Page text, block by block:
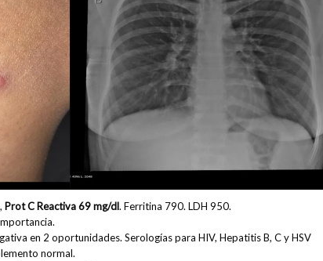
, Prot C Reactiva 69 mg/dl. Ferritina 790. LDH 950.
en 2 oportunidades. Serologías para HIV, Hepatitis B, C y HSV
normal.